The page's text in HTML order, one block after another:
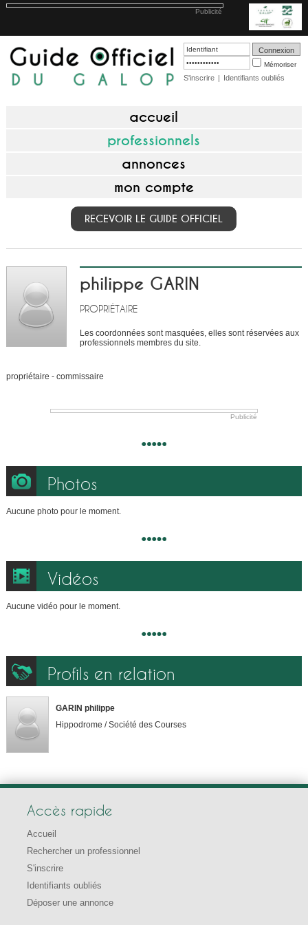
Publicité
Mémoriser
S'inscrire | Identifiants oubliés
accueil
professionnels
annonces
mon compte
RECEVOIR LE GUIDE OFFICIEL
philippe GARIN
PROPRIÉTAIRE
Les coordonnées sont masquées, elles sont réservées aux
professionnels membres du site.
propriétaire - commissaire
Publicité
Photos
Aucune photo pour le moment.
Vidéos
Aucune vidéo pour le moment.
Profils en relation
GARIN philippe
Hippodrome / Société des Courses
Accès rapide
Accueil
Rechercher un professionnel
S'inscrire
Identifiants oubliés
Déposer une annonce